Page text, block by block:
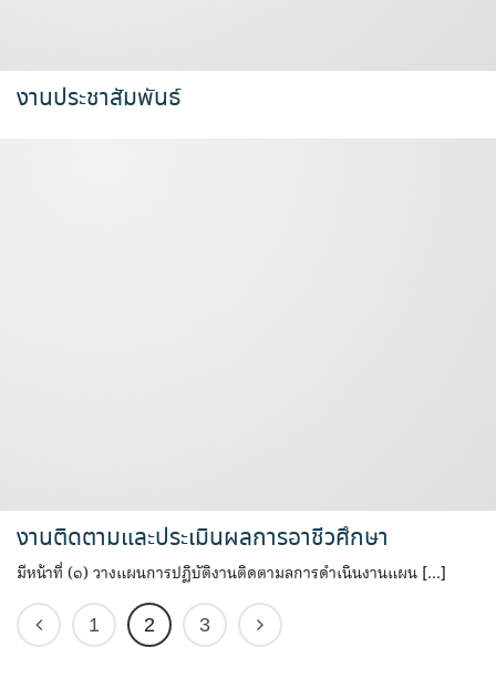
งานประชาสัมพันธ์
งานติดตามและประเมินผลการอาชีวศึกษา
มีหน้าที่ (๑) วางแผนการปฏิบัติงานติดตามลการดำเนินงานแผน […]
1 2 3